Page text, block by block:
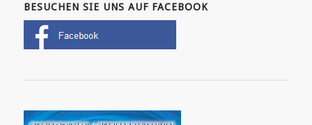
BESUCHEN SIE UNS AUF FACEBOOK